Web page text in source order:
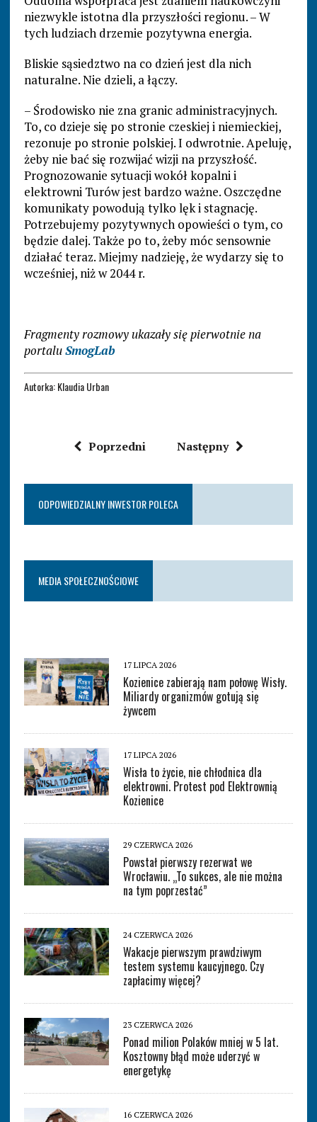
niezwykle istotna dla przyszłości regionu. – W
tych ludziach drzemie pozytywna energia.
Bliskie sąsiedztwo na co dzień jest dla nich
naturalne. Nie dzieli, a łączy.
– Środowisko nie zna granic administracyjnych.
To, co dzieje się po stronie czeskiej i niemieckiej,
rezonuje po stronie polskiej. I odwrotnie. Apeluję,
żeby nie bać się rozwijać wizji na przyszłość.
Prognozowanie sytuacji wokół kopalni i
elektrowni Turów jest bardzo ważne. Oszczędne
komunikaty powodują tylko lęk i stagnację.
Potrzebujemy pozytywnych opowieści o tym, co
będzie dalej. Także po to, żeby móc sensownie
działać teraz. Miejmy nadzieję, że wydarzy się to
wcześniej, niż w 2044 r.
Fragmenty rozmowy ukazały się pierwotnie na
portaluSmogLab
Autorka: Klaudia Urban
Poprzedni Następny
ODPOWIEDZIALNY INWESTOR POLECA
MEDIA SPOŁECZNOŚCIOWE
17 LIPCA 2026
Kozienice zabierają nam połowę Wisły.
Miliardy organizmów gotują się
żywcem
17 LIPCA 2026
Wisła to życie, nie chłodnica dla
elektrowni. Protest pod Elektrownią
Kozienice
29 CZERWCA 2026
Powstał pierwszy rezerwat we
Wrocławiu. „To sukces, ale nie można
na tym poprzestać”
24 CZERWCA 2026
Wakacje pierwszym prawdziwym
testem systemu kaucyjnego. Czy
zapłacimy więcej?
23 CZERWCA 2026
Ponad milion Polaków mniej w 5 lat.
Kosztowny błąd może uderzyć w
energetykę
16 CZERWCA 2026